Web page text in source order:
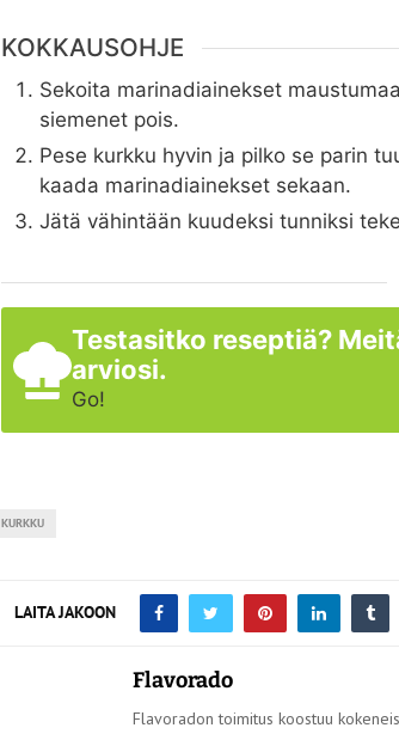
KOKKAUSOHJE
Sekoita marinadiainekset
siemenet pois.
Pese kurkku hyvin ja pilko se parin
kaada marinadiainekset sekaan.
Jätä vähintään kuudeksi tunniksi
Testasitko reseptiä?
arviosi.
Go!
KURKKU
LAITA JAKOON
Flavorado
Flavoradon toimitus koostuu